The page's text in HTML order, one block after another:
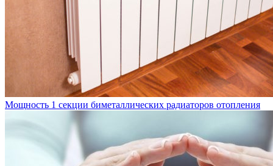
Мощность 1 секции биметаллических радиаторов отопления